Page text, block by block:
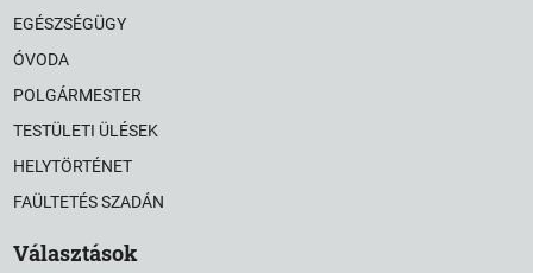
EGÉSZSÉGÜGY
ÓVODA
POLGÁRMESTER
TESTÜLETI ÜLÉSEK
HELYTÖRTÉNET
FAÜLTETÉS SZADÁN
Választások